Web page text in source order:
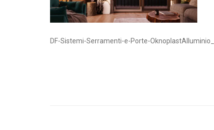
DF-Sistemi-Serramenti-e-Porte-